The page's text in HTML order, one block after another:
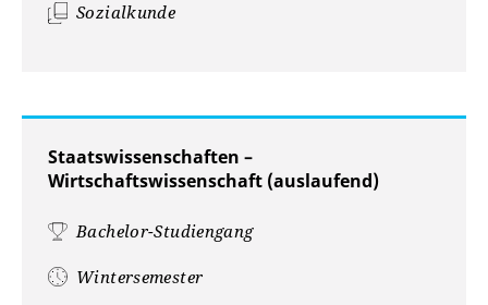
Sozialkunde
Staatswissenschaften –
Wirtschaftswissenschaft (auslaufend)
Bachelor-Studiengang
Wintersemester